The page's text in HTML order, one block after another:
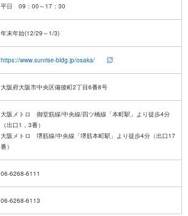
https://www.sunrise-bldg.jp/osaka/
大阪府大阪市中央区備後町2丁目6番8号
大阪メトロ 御堂筋線/中央線/四ツ橋線「本町駅」より徒歩4分
（出口1，3番）
大阪メトロ 堺筋線/中央線「堺筋本町駅」より徒歩4分（出口17
番）
06-6268-6111
06-6268-6113